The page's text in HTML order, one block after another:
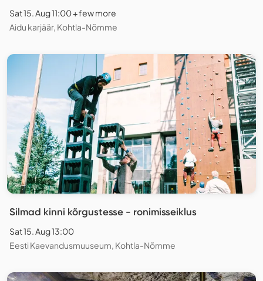
Sat 15. Aug 11:00 + few more
Aidu karjäär, Kohtla-Nõmme
Silmad kinni kõrgustesse - ronimisseiklus
Sat 15. Aug 13:00
Eesti Kaevandusmuuseum, Kohtla-Nõmme